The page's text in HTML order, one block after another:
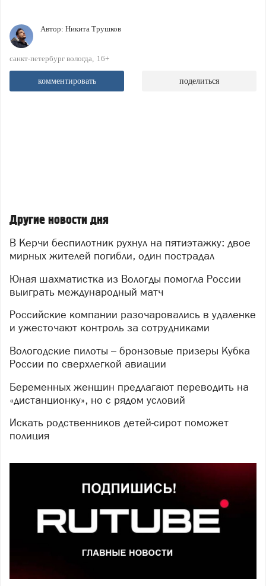
Автор: Никита Трушков
санкт-петербург вологда 16+
комментировать поделиться
Другие новости дня
В Керчи беспилотник рухнул на пятиэтажку: двое
мирных жителей погибли, один пострадал
Юная шахматистка из Вологды помогла России
выиграть международный матч
Российские компании разочаровались в удаленке
и ужесточают контроль за сотрудниками
Вологодские пилоты – бронзовые призеры Кубка
России по сверхлегкой авиации
Беременных женщин предлагают переводить на
«дистанционку», но с рядом условий
Искать родственников детей-сирот поможет
полиция